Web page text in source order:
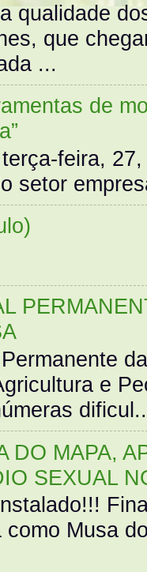
qualidade
que
...
de
feira,
setor
e
DO MAPA,
SEXUAL
Musa